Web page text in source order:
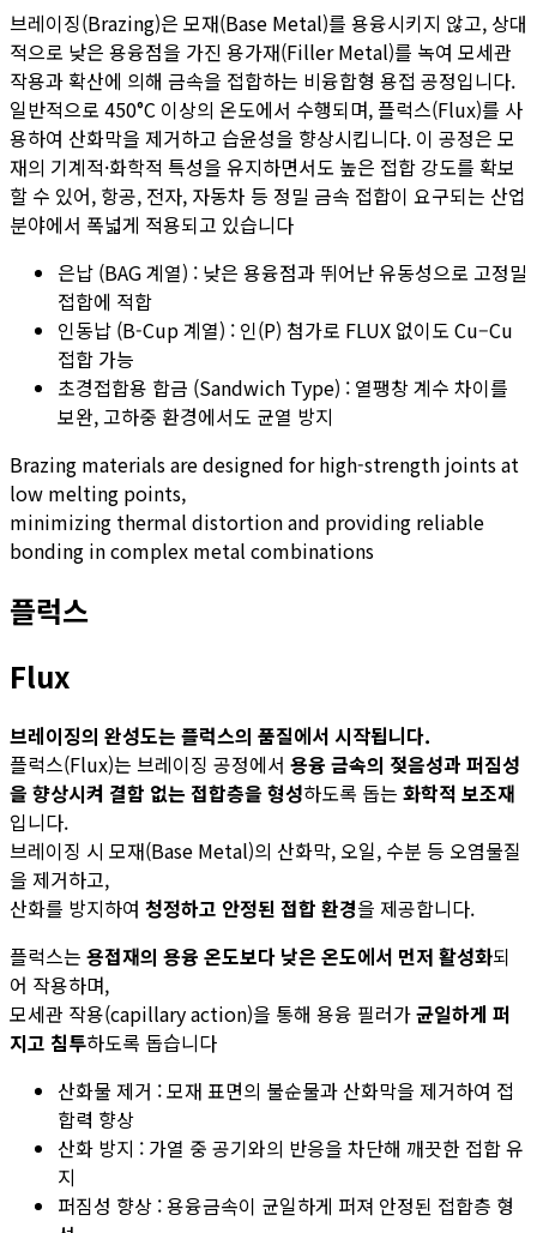
브레이징(Brazing)은 모재(Base Metal)를 용융시키지 않고, 상대
적으로 낮은 용융점을 가진 용가재(Filler Metal)를 녹여 모세관
작용과 확산에 의해 금속을 접합하는 비융합형 용접 공정입니다.
일반적으로 450°C 이상의 온도에서 수행되며, 플럭스(Flux)를 사
용하여 산화막을 제거하고 습윤성을 향상시킵니다. 이 공정은 모
재의 기계적·화학적 특성을 유지하면서도 높은 접합 강도를 확보
할 수 있어, 항공, 전자, 자동차 등 정밀 금속 접합이 요구되는 산업
분야에서 폭넓게 적용되고 있습니다
은납 (BAG 계열) : 낮은 용융점과 뛰어난 유동성으로 고정밀
접합에 적합
인동납 (B-Cup 계열) : 인(P) 첨가로 FLUX 없이도 Cu–Cu
접합 가능
초경접합용 합금 (Sandwich Type) : 열팽창 계수 차이를
보완, 고하중 환경에서도 균열 방지
Brazing materials are designed for high-strength joints at
low melting points,
minimizing thermal distortion and providing reliable
bonding in complex metal combinations
플럭스
Flux
브레이징의 완성도는 플럭스의 품질에서 시작됩니다.
플럭스(Flux)는 브레이징 공정에서 용융 금속의 젖음성과 퍼짐성
을 향상시켜 결함 없는 접합층을 형성하도록 돕는 화학적 보조재
입니다.
브레이징 시 모재(Base Metal)의 산화막, 오일, 수분 등 오염물질
을 제거하고,
산화를 방지하여 청정하고 안정된 접합 환경을 제공합니다.
플럭스는 용접재의 용융 온도보다 낮은 온도에서 먼저 활성화되
어 작용하며,
모세관 작용(capillary action)을 통해 용융 필러가균일하게 퍼
지고 침투하도록 돕습니다
산화물 제거 : 모재 표면의 불순물과 산화막을 제거하여 접
합력 향상
산화 방지 : 가열 중 공기와의 반응을 차단해 깨끗한 접합 유
지
퍼짐성 향상 : 용융금속이 균일하게 퍼져 안정된 접합층 형